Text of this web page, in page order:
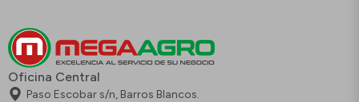
Oficina Central
Paso Escobar s/n, Barros Blancos.